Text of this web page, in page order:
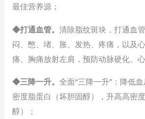
最佳营养源；
◆打通血管。清除脂纹斑块，打通血
闷、憋、堵、胀、发热、疼痛，以及
痛、胸痛放射左肩，预防动脉硬化、
◆三降一升。全面“三降一升”：降低
密度脂蛋白（坏胆固醇），升高高密
醇）；